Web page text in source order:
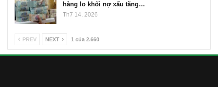
hàng lo khối nợ xấu tăng…
Th7 14, 2026
PREV NEXT 1 của 2.660